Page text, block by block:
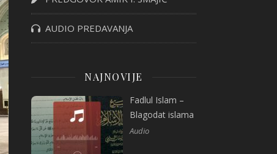
AUDIO PREDAVANJA
NAJNOVIJE
Fadlul Islam –
Blagodat islama
Audio